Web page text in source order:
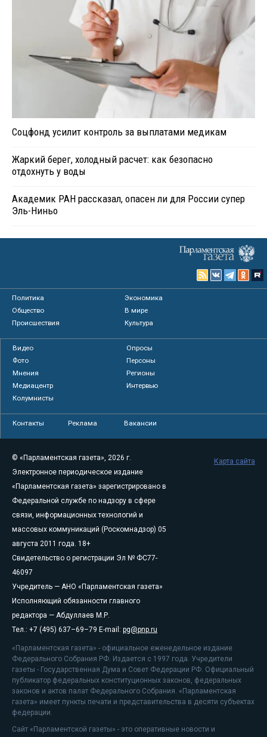
Соцфонд усилит контроль за выплатами медикам
Жаркий берег, холодный расчет: как безопасно
отдохнуть у воды
Академик РАН рассказал, опасен ли для России супер
Эль-Ниньо
Политика
Экономика
Общество
В мире
Происшествия
Культура
Видео
Опросы
Фото
Персоны
Мнения
Регионы
Медиацентр
Интервью
Колумнисты
Контакты Реклама Вакансии
© «Парламентская газета», 2026 г.
Электронное периодическое издание
«Парламентская газета» зарегистрировано в
Федеральной службе по надзору в сфере
связи, информационных технологий и
массовых коммуникаций (Роскомнадзор) 05
августа 2011 года. 18+
Свидетельство о регистрации Эл № ФС77-
46097
Учредитель — АНО «Парламентская газета»
Исполняющий обязанности главного
редактора — Абдуллаев М.Р.
Тел.: +7 (495) 637–69–79 E-mail: pg@pnp.ru
«Парламентская газета» - официальное еженедельное издание
Федерального Собрания РФ. Издается с 1997 года. Учредители
газеты - Государственная Дума и Совет Федерации РФ. Официальный
публикатор федеральных конституционных законов, федеральных
законов и актов палат Федерального Собрания. «Парламентская
газета» имеет пункты печати и представительства в десяти субъектах
федерации.
Сайт «Парламентской газеты» - это оперативные новости и
Карта сайта